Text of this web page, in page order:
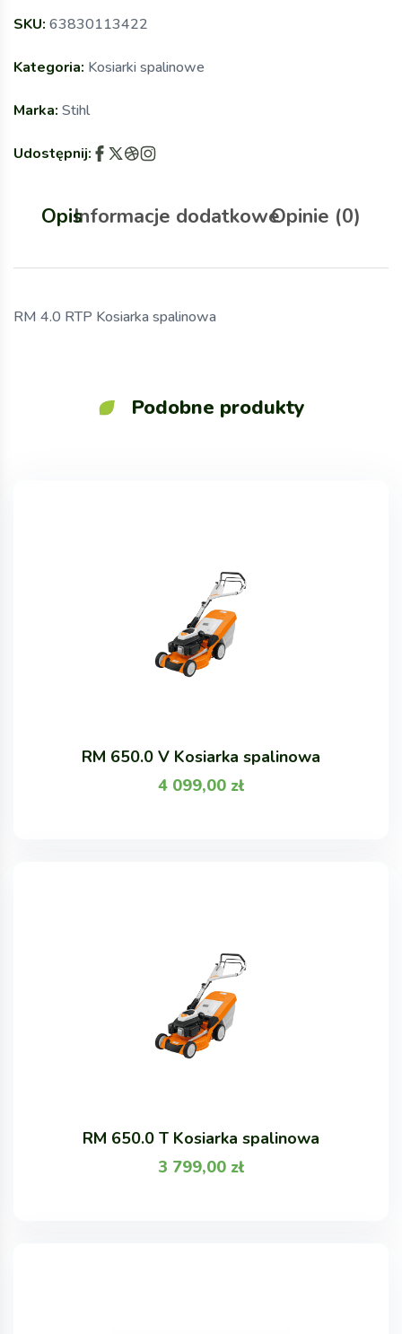
SKU: 63830113422
Kategoria: Kosiarki spalinowe
Marka: Stihl
Udostępnij:
OpisInformacje dodatkoweOpinie (0)
RM 4.0 RTP Kosiarka spalinowa
Podobne produkty
RM 650.0 V Kosiarka spalinowa
4 099,00 zł
RM 650.0 T Kosiarka spalinowa
3 799,00 zł